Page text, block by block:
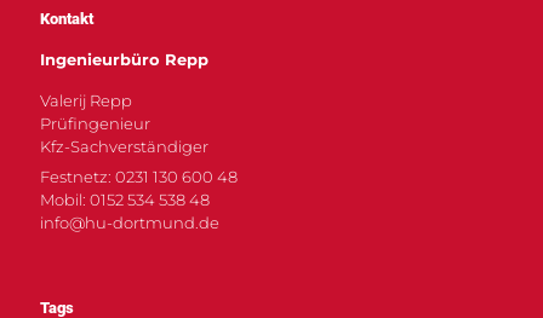
Kontakt
Ingenieurbüro Repp
Valerij Repp
Prüfingenieur
Kfz-Sachverständiger
Festnetz: 0231 130 600 48
Mobil: 0152 534 538 48
info@hu-dortmund.de
Tags